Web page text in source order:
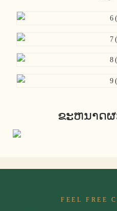
ຂະຫນາດ
FEEL FREE